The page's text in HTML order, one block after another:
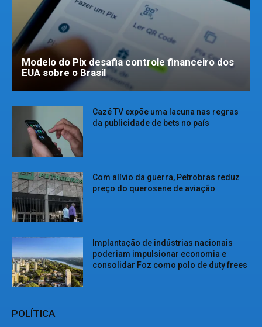
Modelo do Pix desafia controle financeiro dos
EUA sobre o Brasil
Cazé TV expõe uma lacuna nas regras
da publicidade de bets no país
Com alívio da guerra, Petrobras reduz
preço do querosene de aviação
Implantação de indústrias nacionais
poderiam impulsionar economia e
consolidar Foz como polo de duty frees
POLÍTICA